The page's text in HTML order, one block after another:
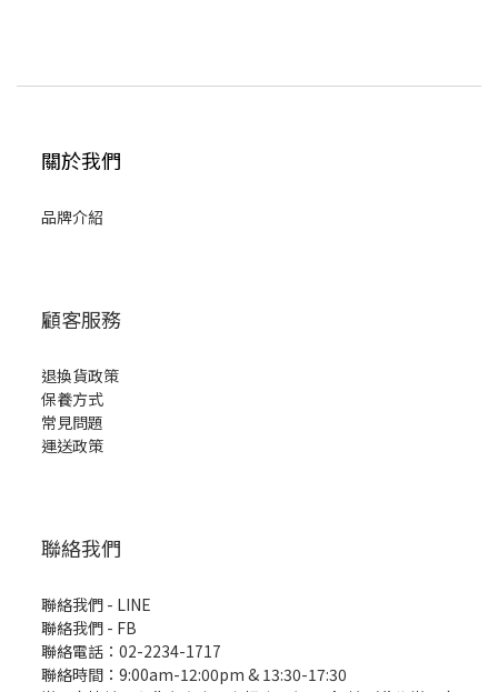
關於我們
品牌介紹
顧客服務
退換貨政策
保養方式
常見問題
運送政策
聯絡我們
聯絡我們 - LINE
聯絡我們 - FB
聯絡電話：02-2234-1717
聯絡時間：9:00am-12:00pm & 13:30-17:30